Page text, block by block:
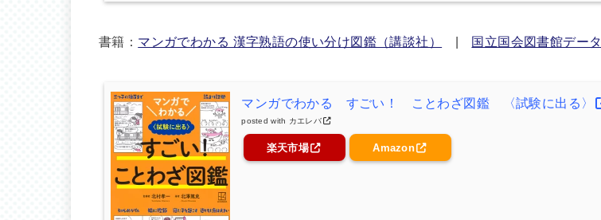
書籍： マンガでわかる 漢字熟語の使い分け図鑑（講談社） | 国立国会図書館データ
マンガでわかる すごい！ ことわざ図鑑 〈試験に出る〉
posted with カエレバ
楽天市場 Amazon